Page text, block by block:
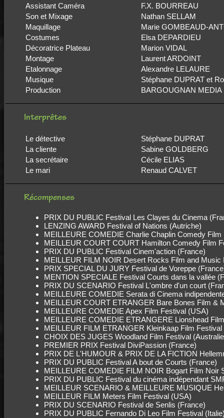
Assistant Caméra
F.X. BOURREAU
Son et Mixage
Nathan SELLAM
Maquillage
Marie GOMBEAUD-
Costumes
Elsa DEPARDIEU
Décoratrice Plateau
Marion VIDAL
Montage
Laurent ARDOINT
Etalonnage
Alexandre LELAURE
Musique
Stéphane DUPRAT et
Production
BARGOUGNAN MEDIA
Interprêtes
Le détective
Stéphane DUPRAT
La cliente
Sabine GOLDBERG
La secrétaire
Cécile ELIAS
Le mari
Renaud CALVET
Récompenses
PRIX DU PUBLIC Festival Les Clayes du Cinema
LENZING AWARD Festival of Nations (Autriche)
MEILLEURE COMEDIE Charlie Chaplin Comedy Film
MEILLEUR COURT COURT Hamilton Comedy Film
PRIX DU PUBLIC Festival Cinem'action (France)
MEILLEUR FILM NOIR Desert Rocks Film and Music
PRIX SPECIAL DU JURY Festival de Voreppe
MENTION SPECIALE Festival Courts dans la vallée
PRIX DU SCENARIO Festival L'ombre d'un court
MEILLEURE COMEDIE Serata di Cinema
MEILLEUR COURT ETRANGER Bare Bones Film &
MEILLEURE COMEDIE Apex Film Festival (USA)
MEILLEURE COMEDIE ETRANGERE Lionshead
MEILLEUR FILM ETRANGER Kleinkaap Film Festival
CHOIX DES JUGES Woodland Film Festival
PREMIER PRIX Festival DiviPassion (France)
PRIX DE L'HUMOUR & PRIX DE LA FICTION
PRIX DU PUBLIC Festival A bout de Courts (France)
MEILLEURE COMEDIE FILM NOIR Bogart Film Noir
PRIX DU PUBLIC Festival du cinéma indépendant
MEILLEUR SCENARIO & MEILLEURE MUSIQUE
MEILLEUR FILM Meters Film Festival (USA)
PRIX DU SCENARIO Festival de Senlis (France)
PRIX DU PUBLIC Fernando Di Leo Film Festival